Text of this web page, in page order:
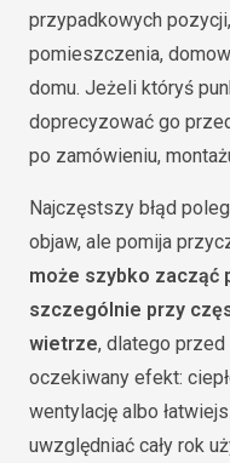
przypadkowych
pomieszczenia,
domu. Jeżeli któryś
doprecyzować go
po zamówieniu,
Najczęstszy błąd
objaw, ale pomija
może szybko zacząć
szczególnie przy
wietrze, dlatego
oczekiwany efekt:
wentylację albo
uwzględniać cały rok